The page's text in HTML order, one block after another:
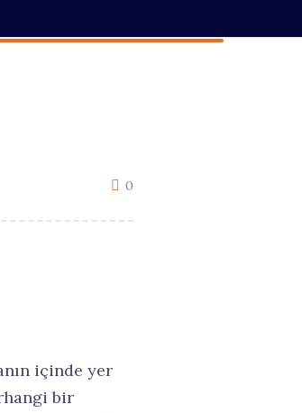
0
içinde yer
bir